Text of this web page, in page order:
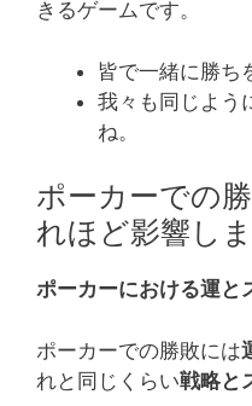
きるゲームです。
皆で一緒に勝ち
我々も同じよう
ね。
ポーカーでの
れほど影響し
ポーカーにおける運と
ポーカーでの勝敗には
れと同じくらい戦略と